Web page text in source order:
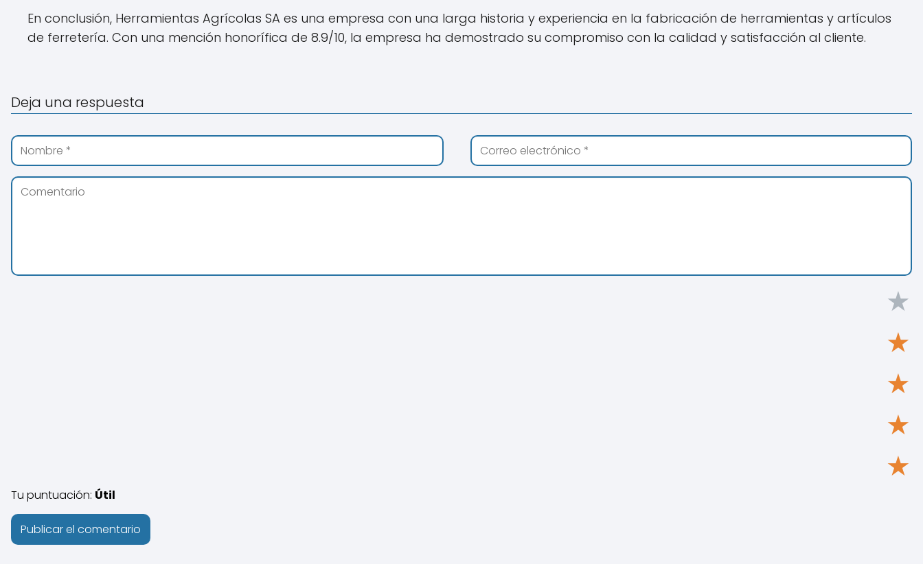
En conclusión, Herramientas Agrícolas SA es una empresa con una larga historia y experiencia en la fabricación de herramientas y artículos
de ferretería. Con una mención honorífica de 8.9/10, la empresa ha demostrado su compromiso con la calidad y satisfacción al cliente.
Deja una respuesta
★
★
★
★
★
Tu puntuación: Útil